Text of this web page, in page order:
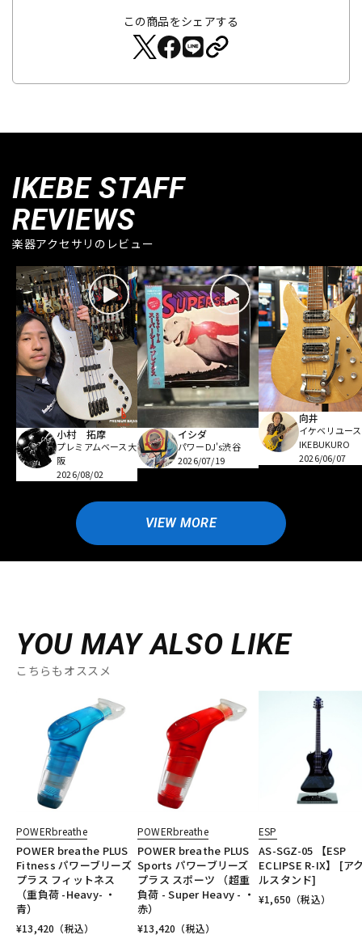
この商品をシェアする
IKEBE STAFF
REVIEWS
楽器アクセサリのレビュー
小村 拓摩
プレミアムベース大
阪
2026/08/02
イシダ
パワーDJ's渋谷
2026/07/19
向井
イケベリユース
IKEBUKURO
2026/06/07
VIEW MORE
YOU MAY ALSO LIKE
こちらもオススメ
POWERbreathe
POWER breathe PLUS
Fitness パワーブリーズ
プラス フィットネス
（重負荷 -Heavy- ・
青）
¥13,420 （税込）
POWERbreathe
POWER breathe PLUS
Sports パワーブリーズ
プラス スポーツ （超重
負荷 - Super Heavy - ・
赤）
¥13,420 （税込）
ESP
AS-SGZ-05 【ESP
ECLIPSE R-IX】 [ア
ルスタンド]
¥1,650 （税込）